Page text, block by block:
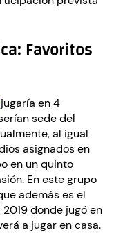
Favoritos
jugaría en 4
sede del
al igual
asignados en
en un quinto
En este grupo
además es el
donde jugó en
a jugar en casa.